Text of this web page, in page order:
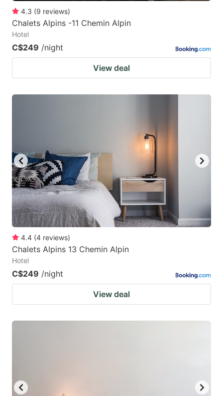
4.3 (9 reviews)
Chalets Alpins -11 Chemin Alpin
Hotel
C$249 /night
View deal
4.4 (4 reviews)
Chalets Alpins 13 Chemin Alpin
Hotel
C$249 /night
View deal